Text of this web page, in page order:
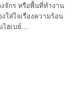
จักร หรือพื้นที่ทำงาน
ใส่ใจเรื่องความร้อน
ฮเบย์...